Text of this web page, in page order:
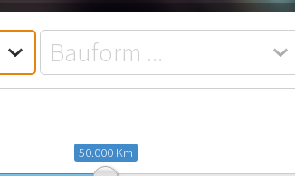
50.000 Km